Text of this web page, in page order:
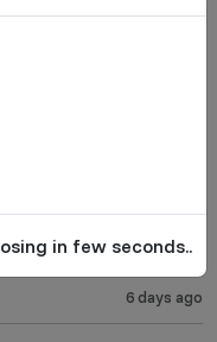
അധികൃതർ
പാത്രം കൊണ്ട്
6 days ago
in few seconds..